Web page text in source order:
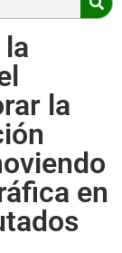
la
en